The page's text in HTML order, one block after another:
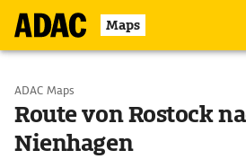
Maps
Start wählen
Ziel eingeben
ADAC Maps
Route von Rostock
Nienhagen